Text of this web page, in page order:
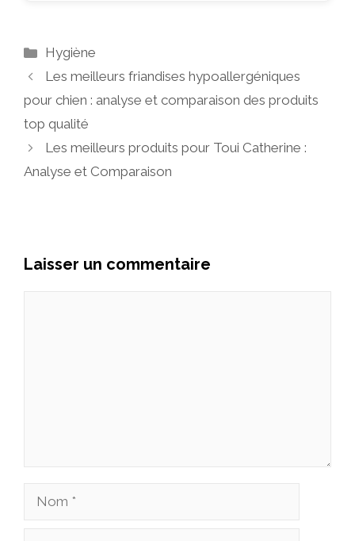
Catégories
Hygiène
Les meilleurs friandises hypoallergéniques
pour chien : analyse et comparaison des produits
top qualité
Les meilleurs produits pour Toui Catherine :
Analyse et Comparaison
Laisser un commentaire
Nom